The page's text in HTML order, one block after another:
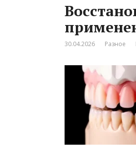
30.04.2026 Разное